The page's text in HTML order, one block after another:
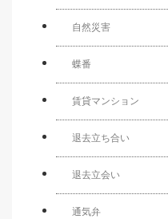
自然災害
蝶番
賃貸マンション
退去立ち合い
退去立会い
通気弁